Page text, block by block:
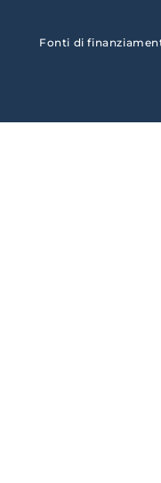
Fonti di